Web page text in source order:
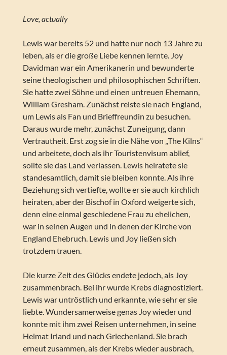
Love, actually
Lewis war bereits 52 und hatte nur noch 13 Jahre zu
leben, als er die große Liebe kennen lernte. Joy
Davidman war ein Amerikanerin und bewunderte
seine theologischen und philosophischen Schriften.
Sie hatte zwei Söhne und einen untreuen Ehemann,
William Gresham. Zunächst reiste sie nach England,
um Lewis als Fan und Brieffreundin zu besuchen.
Daraus wurde mehr, zunächst Zuneigung, dann
Vertrautheit. Erst zog sie in die Nähe von „The Kilns“
und arbeitete, doch als ihr Touristenvisum ablief,
sollte sie das Land verlassen. Lewis heiratete sie
standesamtlich, damit sie bleiben konnte. Als ihre
Beziehung sich vertiefte, wollte er sie auch kirchlich
heiraten, aber der Bischof in Oxford weigerte sich,
denn eine einmal geschiedene Frau zu ehelichen,
war in seinen Augen und in denen der Kirche von
England Ehebruch. Lewis und Joy ließen sich
trotzdem trauen.
Die kurze Zeit des Glücks endete jedoch, als Joy
zusammenbrach. Bei ihr wurde Krebs diagnostiziert.
Lewis war untröstlich und erkannte, wie sehr er sie
liebte. Wundersamerweise genas Joy wieder und
konnte mit ihm zwei Reisen unternehmen, in seine
Heimat Irland und nach Griechenland. Sie brach
erneut zusammen, als der Krebs wieder ausbrach,